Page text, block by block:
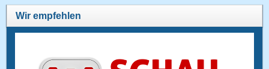
Wir empfehlen